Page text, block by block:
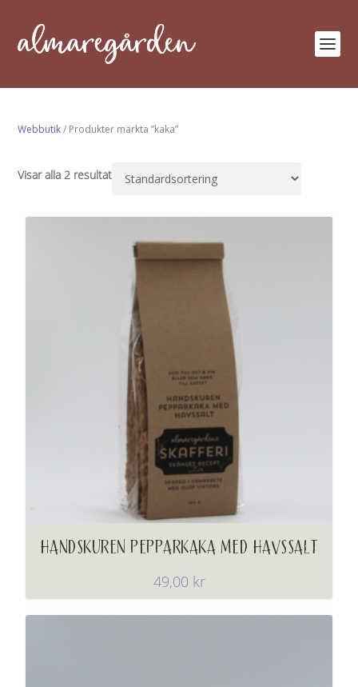
Webbutik/ Produkter märkta ”kaka”
Visar alla 2 resultat
HANDSKUREN PEPPARKAKA MED HAVSSALT
49,00 kr